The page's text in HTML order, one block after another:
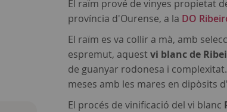
El raïm prové de vinyes propietat
província d'Ourense, a la DO
El raïm es va collir a mà, amb
espremut, aquestvi blanc de
de guanyar rodonesa i
meses amb les mares en dipòsits
El procés de vinificació del vi blanc